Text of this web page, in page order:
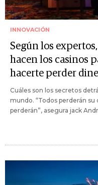
INNOVACIÓN
Según los
hacen los casinos
hacerte perder
Cuáles son los secretos
mundo. “Todos perderán su
perderán”, asegura jack